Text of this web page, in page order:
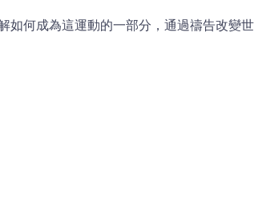
如何成為這運動的一部分，通過禱告改變世